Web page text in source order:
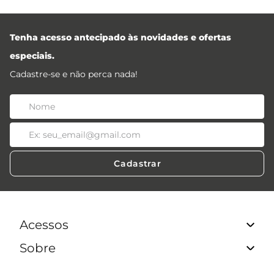
Tenha acesso antecipado às novidades e ofertas
especiais.
Cadastre-se e não perca nada!
Cadastrar
Acessos
Acessos Lojistas
Sobre